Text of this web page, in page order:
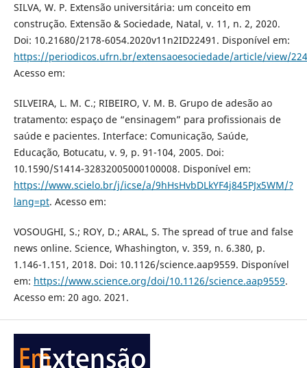
SILVA, W. P. Extensão universitária: um conceito em
construção. Extensão & Sociedade, Natal, v. 11, n. 2, 2020.
Doi: 10.21680/2178-6054.2020v11n2ID22491. Disponível em:
https://periodicos.ufrn.br/extensaoesociedade/article/view/
Acesso em:
SILVEIRA, L. M. C.; RIBEIRO, V. M. B. Grupo de adesão ao
tratamento: espaço de “ensinagem” para profissionais de
saúde e pacientes. Interface: Comunicação, Saúde,
Educação, Botucatu, v. 9, p. 91-104, 2005. Doi:
10.1590/S1414-32832005000100008. Disponível em:
https://www.scielo.br/j/icse/a/9hHsHvbDLkYF4j845PJx5WM/?
lang=pt. Acesso em:
VOSOUGHI, S.; ROY, D.; ARAL, S. The spread of true and false
news online. Science, Whashington, v. 359, n. 6.380, p.
1.146-1.151, 2018. Doi: 10.1126/science.aap9559. Disponível
em: https://www.science.org/doi/10.1126/science.aap9559.
Acesso em: 20 ago. 2021.